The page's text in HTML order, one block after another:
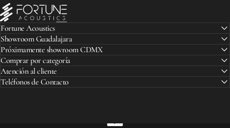
Fortune Acoustics
Fortune Acoustics
Showroom Guadalajara
Próximamente showroom CDMX
Comprar por categoría
Atención al cliente
Teléfonos de Contacto